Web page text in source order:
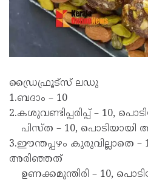
ഡ്രൈഫ്രൂട്സ് ലഡു
1.ബദാം – 10
2.കശുവണ്ടിപ്പരിപ്പ് – 10,
പിസ്ത – 10, പൊടിയായി
3.ഈന്തപ്പഴം കുരുവില്ലാതെ –
അരിഞ്ഞത്
ഉണക്കമുന്തിരി – 10,